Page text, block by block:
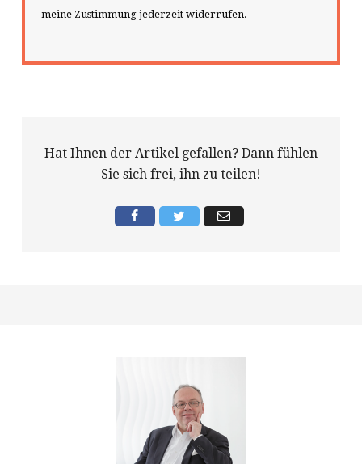
meine Zustimmung jederzeit widerrufen.
Hat Ihnen der Artikel gefallen? Dann fühlen
Sie sich frei, ihn zu teilen!